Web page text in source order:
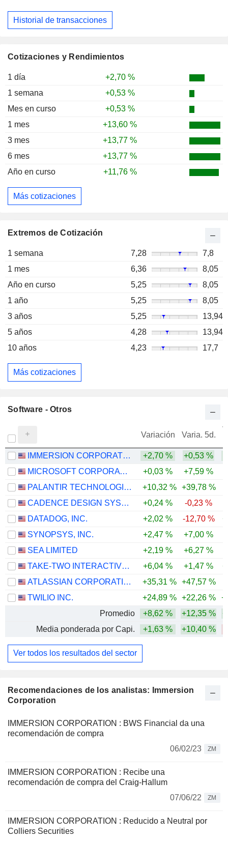
Recomendaciones de los analistas: Immersion
Corporation
IMMERSION CORPORATION : BWS Financial da una
recomendación de compra
06/02/23
ZM
IMMERSION CORPORATION : Recibe una
recomendación de compra del Craig-Hallum
07/06/22
ZM
IMMERSION CORPORATION : Reducido a Neutral por
Colliers Securities
Cotizaciones y Rendimientos
1 día
+2,70 %
1 semana
+0,53 %
Mes en curso
+0,53 %
1 mes
+13,60 %
3 mes
+13,77 %
6 mes
+13,77 %
Año en curso
+11,76 %
Más cotizaciones
Extremos de Cotización
1 semana 7,28
7,8
1 mes
6,36
8,05
Año en curso
5,25
8,05
1 año
5,25
8,05
3 años
5,25
13,94
5 años
4,28
13,94
10 años
4,23 17,7
Más cotizaciones
Historial de transacciones
Software - Otros
Variación Varia. 5d.
IMMERSION CORPORATION +2,70 % +0,53 %
MICROSOFT CORPORATION
+0,03 % +7,59 %
PALANTIR TECHNOLOGIES INC.
+10,32 % +39,78 %
CADENCE DESIGN SYSTEMS, INC.
+0,24 % -0,23 %
DATADOG, INC.
+2,02 % -12,70 %
SYNOPSYS, INC.
+2,47 % +7,00 %
SEA LIMITED
+2,19 % +6,27 %
TAKE-TWO INTERACTIVE SOFTWARE, INC.
+6,04 % +1,47 %
ATLASSIAN CORPORATION
+35,31 % +47,57 %
TWILIO INC.
+24,89 % +22,26 %
Promedio
+8,62 % +12,35 %
Media ponderada por Capi.
+1,63 % +10,40 %
Ver todos los resultados del sector